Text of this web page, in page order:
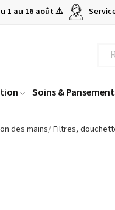
1 au 16 août ⚠️
Soins &
des mains Filtres,